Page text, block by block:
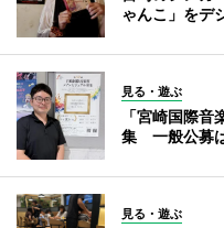
ゃんこ」をデ
見る・遊ぶ
「宮崎国際
集 一般公募
見る・遊ぶ